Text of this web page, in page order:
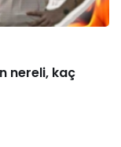
nereli, kaç